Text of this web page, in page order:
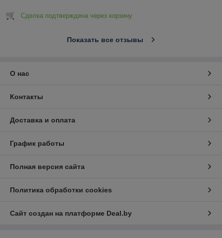
Сделка подтверждена через корзину
Показать все отзывы
О нас
Контакты
Доставка и оплата
График работы
Полная версия сайта
Политика обработки cookies
Сайт создан на платформе Deal.by